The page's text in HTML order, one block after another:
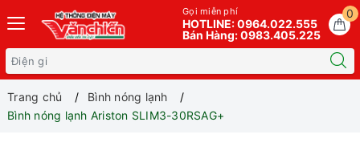
0
Gọi miễn phí
HOTLINE: 0964.022.555
Bán Hàng: 0983.405.225
Trang chủ
Bình nóng lạnh
Bình nóng lạnh Ariston SLIM3-30RSAG+